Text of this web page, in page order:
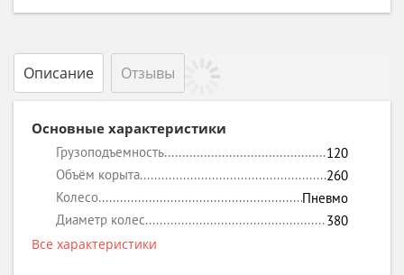
Описание Отзывы
Основные характеристики
Грузоподъемность
120
Объём корыта
260
Колесо
Пневмо
Диаметр колес
380
Все характеристики